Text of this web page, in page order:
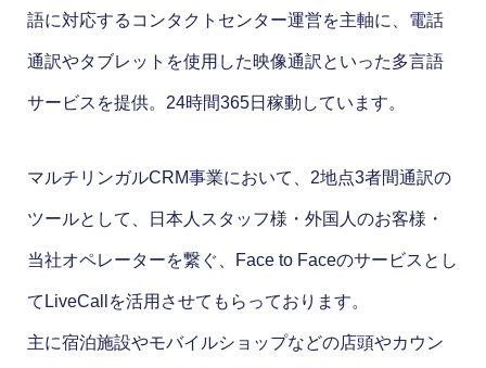
語に対応するコンタクトセンター運営を主軸に、電話
通訳やタブレットを使用した映像通訳といった多言語
サービスを提供。24時間365日稼動しています。
マルチリンガルCRM事業において、2地点3者間通訳の
ツールとして、日本人スタッフ様・外国人のお客様・
当社オペレーターを繋ぐ、Face to Faceのサービスとし
てLiveCallを活用させてもらっております。
主に宿泊施設やモバイルショップなどの店頭やカウン